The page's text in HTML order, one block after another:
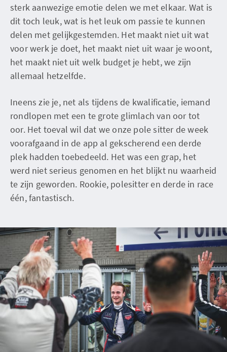
sterk aanwezige emotie delen we met elkaar. Wat is
dit toch leuk, wat is het leuk om passie te kunnen
delen met gelijkgestemden. Het maakt niet uit wat
voor werk je doet, het maakt niet uit waar je woont,
het maakt niet uit welk budget je hebt, we zijn
allemaal hetzelfde.
Ineens zie je, net als tijdens de kwalificatie, iemand
rondlopen met een te grote glimlach van oor tot
oor. Het toeval wil dat we onze pole sitter de week
voorafgaand in de app al gekscherend een derde
plek hadden toebedeeld. Het was een grap, het
werd niet serieus genomen en het blijkt nu waarheid
te zijn geworden. Rookie, polesitter en derde in race
één, fantastisch.